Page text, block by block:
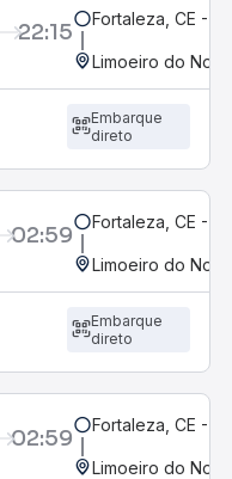
22:15 Fortaleza, CE -
Limoeiro do
Embarque
direto
02:59 Fortaleza, CE -
Limoeiro do
Embarque
direto
02:59 Fortaleza, CE -
Limoeiro do